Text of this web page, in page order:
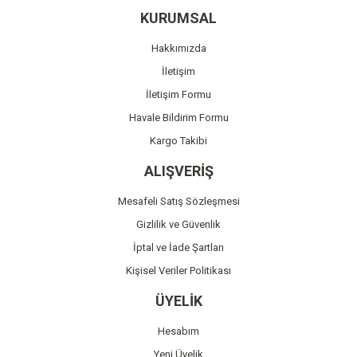
Ürün bilgilerinde hatalar bulunuyor.
Ürün fiyatı diğer sitelerden daha pahalı.
Bu ürüne benzer farklı alternatifler olmalı.
Gönder
KURUMSAL
Hakkımızda
İletişim
İletişim Formu
Havale Bildirim Formu
Kargo Takibi
ALIŞVERİŞ
Mesafeli Satış Sözleşmesi
Gizlilik ve Güvenlik
İptal ve İade Şartları
Kişisel Veriler Politikası
ÜYELİK
Hesabım
Yeni Üyelik